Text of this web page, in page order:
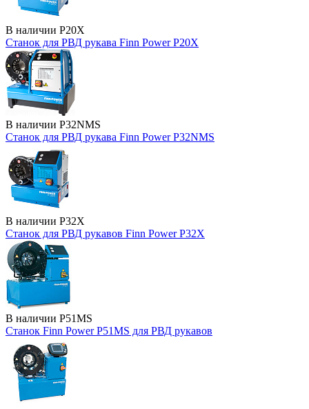
В наличии P20X
Станок для РВД рукава Finn Power P20X
В наличии P32NMS
Станок для РВД рукава Finn Power P32NMS
В наличии P32X
Станок для РВД рукавов Finn Power P32X
В наличии P51MS
Станок Finn Power P51MS для РВД рукавов